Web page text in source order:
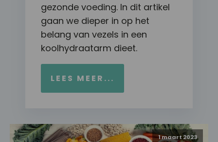
gezonde voeding. In dit artikel
gaan we dieper in op het
belang van vezels in een
koolhydraatarm dieet.
LEES MEER...
1 maart 2023